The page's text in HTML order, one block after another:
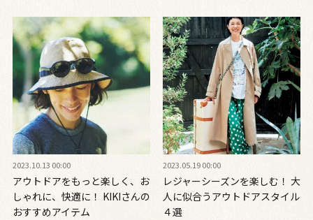
2023.10.13 00:00
アウトドアをもっと楽しく、お
しゃれに、快適に！ KIKIさんの
おすすめアイテム
2023.05.19 00:00
レジャーシーズンを楽しむ！ 大
人に似合うアウトドアスタイル
４選